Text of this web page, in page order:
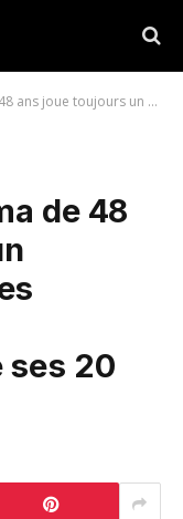
les réactions des téléspectateurs de ses 20 pieds
de 48
ses 20